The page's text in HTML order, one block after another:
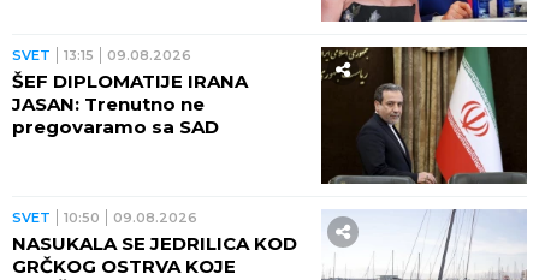
SVET 13:15 09.08.2026
ŠEF DIPLOMATIJE IRANA
JASAN: Trenutno ne
pregovaramo sa SAD
SVET 10:50 09.08.2026
NASUKALA SE JEDRILICA KOD
GRČKOG OSTRVA KOJE